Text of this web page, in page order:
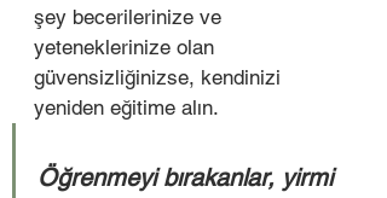
şey becerilerinize ve
yeteneklerinize olan
güvensizliğinizse, kendinizi
yeniden eğitime alın.
Öğrenmeyi bırakanlar, yirmi